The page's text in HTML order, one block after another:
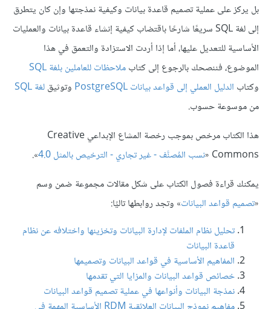
بل يركز على عملية تصميم قاعدة بيانات وكيفية نمذجتها وإن كان يتطرق
إلى لغة SQL سريعًا شارحًا باقتضاب كيفية إنشاء قاعدة بيانات والعمليات
الأساسية للتعديل عليها، أما إذا أردت الاستزادة والتعمق في هذا
الموضوع، فننصحك بالرجوع إلى كتابملاحظات للعاملين بلغة SQL
وكتاب الدليل العملي إلى قواعد بيانات PostgreSQL وتوثيقلغة SQL
من موسوعة حسوب.
هذا الكتاب مرخص بموجب رخصة المشاع الإبداعي Creative
Commons « نسب المُصنَّف - غير تجاري - الترخيص بالمثل 4.0
».
يمكنك قراءة فصول الكتاب على شكل مقالات مجموعة ضمن وسم
«تصميم قواعد البيانات» وتجد روابطها تاليًا:
تحليل نظام الملفات لإدارة البيانات وتخزينها واختلافه عن نظام
قاعدة البيانات
المفاهيم الأساسية في قواعد البيانات وتصميمها
خصائص قواعد البيانات والمزايا التي تقدمها
نمذجة البيانات وأنواعها في عملية تصميم قواعد البيانات